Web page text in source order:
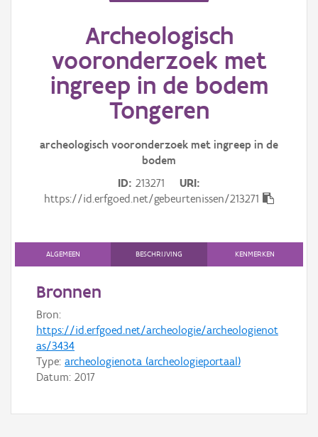
Aanduidingsobject
Waarneming
Aanmelden
Archeologisch
vooronderzoek met
ingreep in de bodem
Tongeren
archeologisch vooronderzoek met ingreep in de
bodem
ID 213271
URI
https://id.erfgoed.net/gebeurtenissen/213271
ALGEMEEN BESCHRIJVING KENMERKEN
Bronnen
Bron:
https://id.erfgoed.net/archeologie/archeologienot
as/3434
Type: archeologienota (archeologieportaal)
Datum: 2017